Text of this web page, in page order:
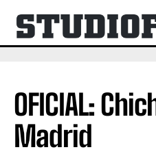
OFICIAL:
Madrid